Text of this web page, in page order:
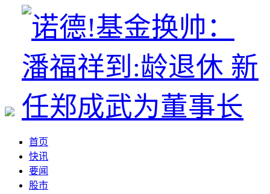
首页
快讯
要闻
股市